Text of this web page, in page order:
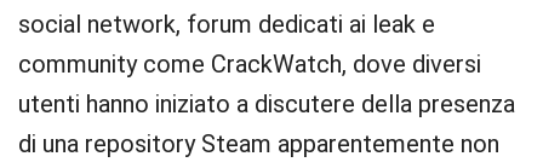
social network, forum dedicati ai leak e
community come CrackWatch, dove diversi
utenti hanno iniziato a discutere della presenza
di una repository Steam apparentemente non